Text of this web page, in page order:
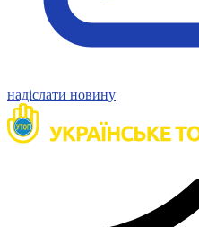
Контакти
Для абітурієнтів
Уроки
Українська
Я досліджую
надіслати новину